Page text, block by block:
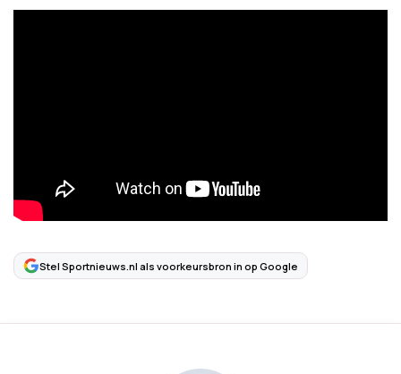
Stel Sportnieuws.nl als voorkeursbron in op Google